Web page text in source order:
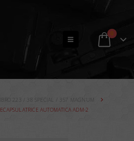
0
223 / 38 SPECIAL / 357 MAGNUM
AUTOMATICA ADM-2